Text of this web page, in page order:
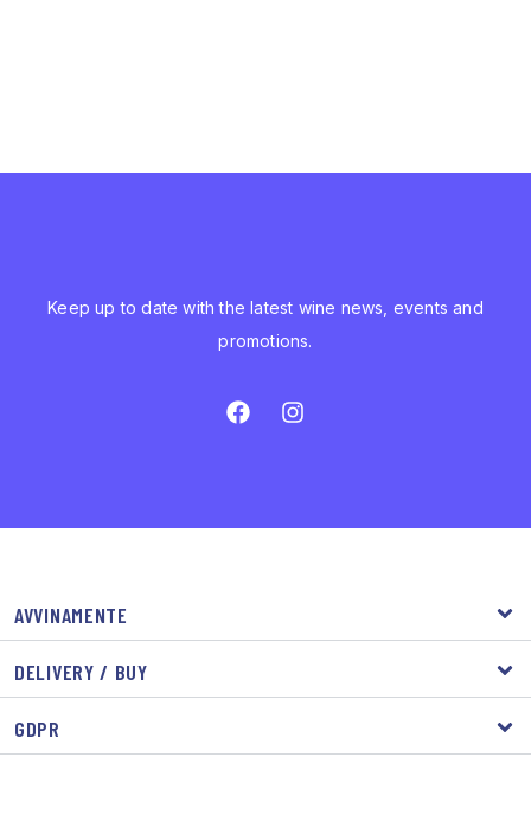
Keep up to date with the latest wine news, events and
promotions.
AVVINAMENTE
DELIVERY / BUY
GDPR